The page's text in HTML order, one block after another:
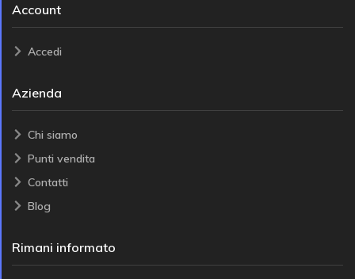
Account
Accedi
Azienda
Chi siamo
Punti vendita
Contatti
Blog
Rimani informato